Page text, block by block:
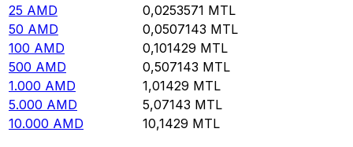
25 AMD 0,0253571 MTL
50 AMD 0,0507143 MTL
100 AMD 0,101429 MTL
500 AMD 0,507143 MTL
1.000 AMD 1,01429 MTL
5.000 AMD 5,07143 MTL
10.000 AMD 10,1429 MTL